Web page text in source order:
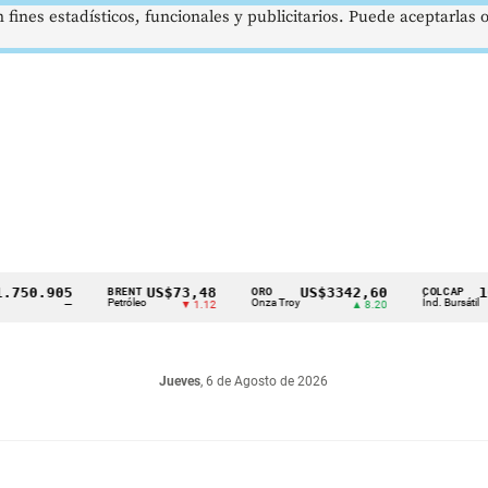
Petróleo
US$73,48
▼ 1.12 Onza Troy
US$3342,60 COLCAP
Índ. Bursátil
Jueves, 6 de Agosto de 2026
estadísticos, funcionales y publicitarios. Puede aceptarlas